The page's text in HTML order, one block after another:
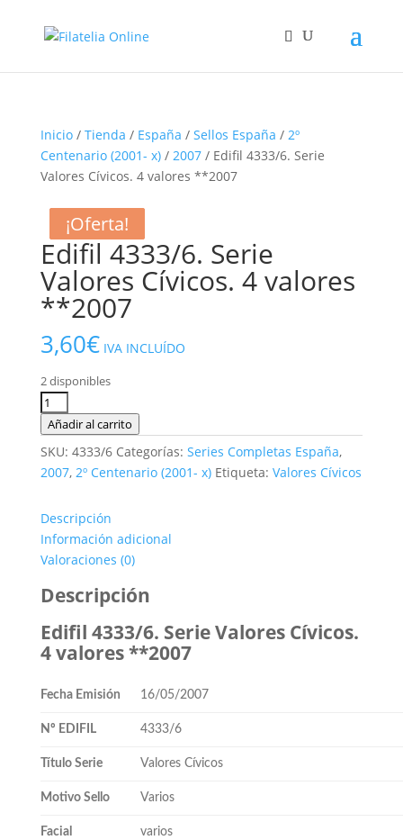
Inicio/ Tienda / España / Sellos España / 2º
Centenario (2001- x)/ 2007/ Edifil 4333/6. Serie
Valores Cívicos. 4 valores **2007
Edifil 4333/6. Serie
Valores Cívicos. 4 valores
**2007
3,60€ IVA INCLUÍDO
2 disponibles
Edifil
4333/6.
Cívicos.
valores
**2007
cantidad
Añadir al carrito
SKU: 4333/6 Categorías: Series Completas España,
2007, 2º Centenario (2001- x) Etiqueta: Valores Cívicos
Descripción
Información adicional
Valoraciones (0)
Descripción
Edifil 4333/6. Serie Valores Cívicos.
4 valores **2007
Fecha Emisión 16/05/2007
Nº EDIFIL 4333/6
Título Serie Valores Cívicos
Motivo Sello Varios
Facial varios
¡Oferta!
¡Oferta!
¡Oferta!